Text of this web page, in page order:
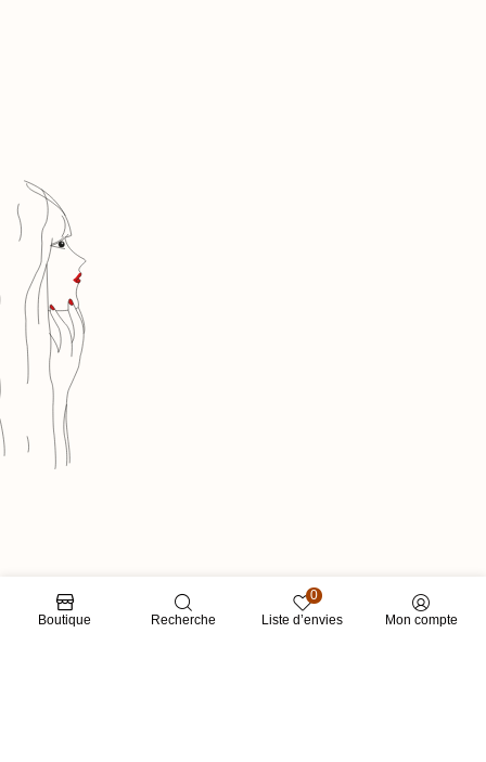
Boutique Recherche
0
Liste d’envies
Mon compte